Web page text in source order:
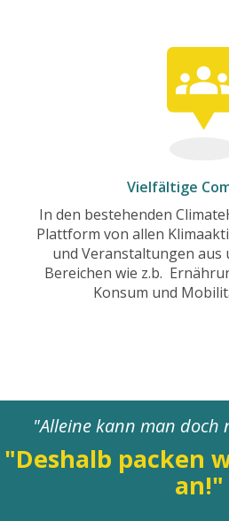
Vielfältige
In den bestehenden
Plattform von allen
und Veranstaltungen aus
Bereichen wie z.b.
Konsum und
"Alleine kann man
"Deshalb packen
an!"